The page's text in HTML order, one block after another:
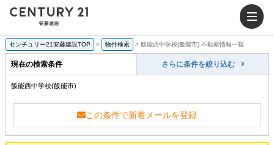
センチュリー21安藤建設TOP > 物件検索 > 飯能西中学校(飯能市) 不動産情報一覧
現在の検索条件 さらに条件を絞り込む
飯能西中学校(飯能市)
この条件で新着メールを登録